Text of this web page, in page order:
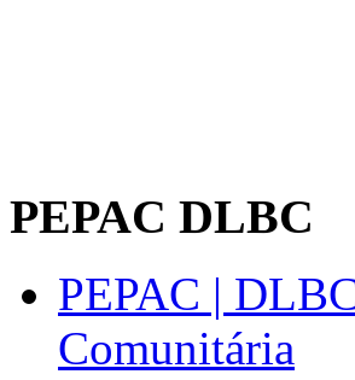
PEPAC DLBC
PEPAC |
Comunitária